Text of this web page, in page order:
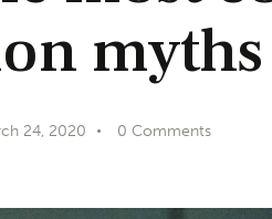
myths
24, 2020 0 Comments